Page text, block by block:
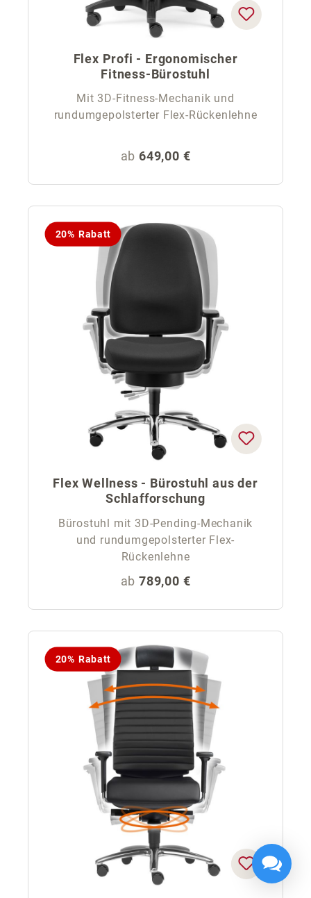
Flex Profi - Ergonomischer
Fitness-Bürostuhl
Mit 3D-Fitness-Mechanik und
rundumgepolsterter Flex-Rückenlehne
Regulärer Preis:
ab 649,00 €
20% Rabatt
Flex Wellness - Bürostuhl aus der
Schlafforschung
Bürostuhl mit 3D-Pending-Mechanik
und rundumgepolsterter Flex-
Rückenlehne
Regulärer Preis:
ab 789,00 €
20% Rabatt